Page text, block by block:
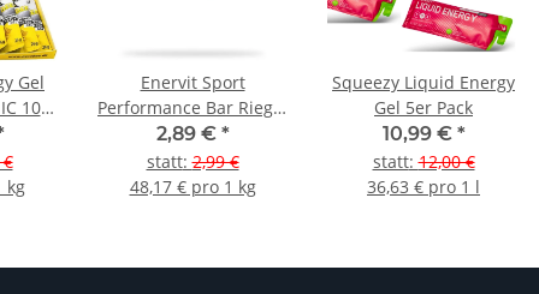
Gel
10er
kg
Enervit Sport
Performance Bar Riegel
(2x30g)
2,89 € *
statt:2,99 €
48,17 € pro 1 kg
Squeezy Liquid Energy
Gel 5er Pack
10,99 € *
statt:12,00 €
36,63 € pro 1 l